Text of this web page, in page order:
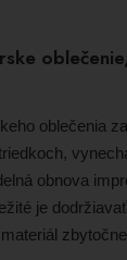
oblečenia
obnova
je